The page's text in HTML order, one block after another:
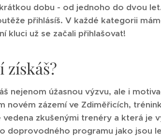
dobu - od jednoho do dvou
přihlásíš. V každé kategorii
kluci už se začali přihlašovat!
získáš?
nejenom úžasnou výzvu, ale i
novém zázemí ve Zdiměřicích,
vedena zkušenými trenéry a která je
doprovodného programu jako jsou